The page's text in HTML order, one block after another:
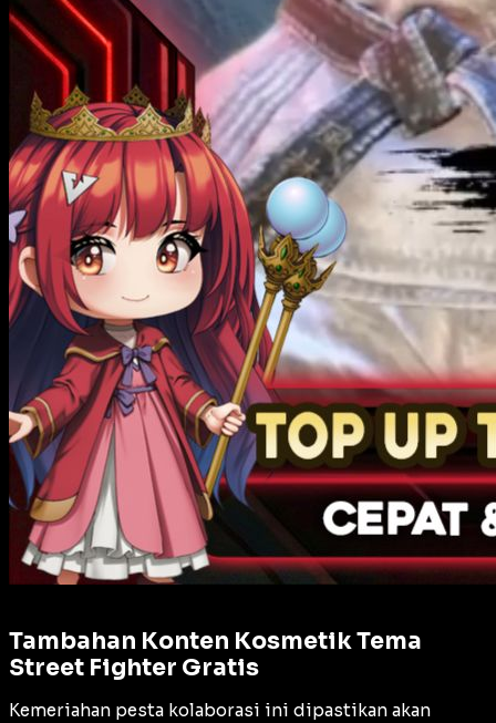
Tambahan Konten Kosmetik Tema
Street Fighter Gratis
Kemeriahan pesta kolaborasi ini dipastikan akan